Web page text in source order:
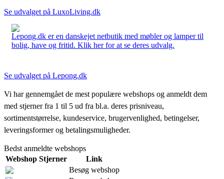
Se udvalget på LuxoLiving.dk
Lepong.dk er en danskejet netbutik med møbler og lamper til
bolig, have og fritid. Klik her for at se deres udvalg.
Se udvalget på Lepong.dk
Vi har gennemgået de mest populære webshops og anmeldt dem
med stjerner fra 1 til 5 ud fra bl.a. deres prisniveau,
sortimentstørrelse, kundeservice, brugervenlighed, betingelser,
leveringsformer og betalingsmuligheder.
Bedst anmeldte webshops
Webshop Stjerner
Link
Besøg webshop